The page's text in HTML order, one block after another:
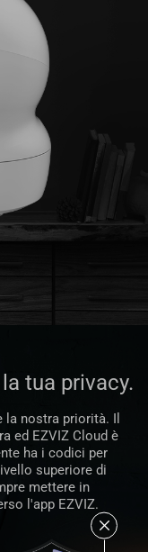
tua privacy.
la nostra priorità. Il
ed EZVIZ Cloud è
ha i codici per
superiore di
mettere in
l'app EZVIZ.